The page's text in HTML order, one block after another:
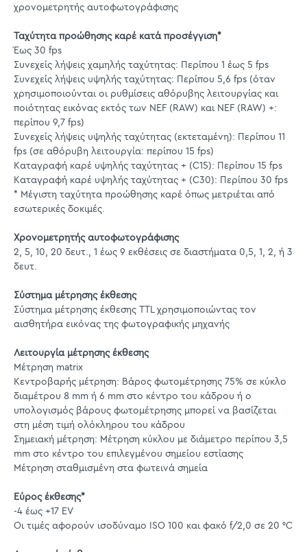
χρονομετρητής αυτοφωτογράφισης
Ταχύτητα προώθησης καρέ κατά προσέγγιση*
Έως 30 fps
Συνεχείς λήψεις χαμηλής ταχύτητας: Περίπου 1 έως 5 fps
Συνεχείς λήψεις υψηλής ταχύτητας: Περίπου 5,6 fps (όταν
χρησιμοποιούνται οι ρυθμίσεις αθόρυβης λειτουργίας και
ποιότητας εικόνας εκτός των NEF (RAW) και NEF (RAW) +:
περίπου 9,7 fps)
Συνεχείς λήψεις υψηλής ταχύτητας (εκτεταμένη): Περίπου 11
fps (σε αθόρυβη λειτουργία: περίπου 15 fps)
Καταγραφή καρέ υψηλής ταχύτητας + (C15): Περίπου 15 fps
Καταγραφή καρέ υψηλής ταχύτητας + (C30): Περίπου 30 fps
* Μέγιστη ταχύτητα προώθησης καρέ όπως μετριέται από
εσωτερικές δοκιμές.
Χρονομετρητής αυτοφωτογράφισης
2, 5, 10, 20 δευτ., 1 έως 9 εκθέσεις σε διαστήματα 0,5, 1, 2, ή 3
δευτ.
Σύστημα μέτρησης έκθεσης
Σύστημα μέτρησης έκθεσης TTL χρησιμοποιώντας τον
αισθητήρα εικόνας της φωτογραφικής μηχανής
Λειτουργία μέτρησης έκθεσης
Μέτρηση matrix
Κεντροβαρής μέτρηση: Βάρος φωτομέτρησης 75% σε κύκλο
διαμέτρου 8 mm ή 6 mm στο κέντρο του κάδρου ή ο
υπολογισμός βάρους φωτομέτρησης μπορεί να βασίζεται
στη μέση τιμή ολόκληρου του κάδρου
Σημειακή μέτρηση: Μέτρηση κύκλου με διάμετρο περίπου 3,5
mm στο κέντρο του επιλεγμένου σημείου εστίασης
Μέτρηση σταθμισμένη στα φωτεινά σημεία
Εύρος έκθεσης*
-4 έως +17 EV
Οι τιμές αφορούν ισοδύναμο ISO 100 και φακό f/2,0 σε 20 °C